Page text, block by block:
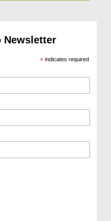
Newsletter
*indicates required